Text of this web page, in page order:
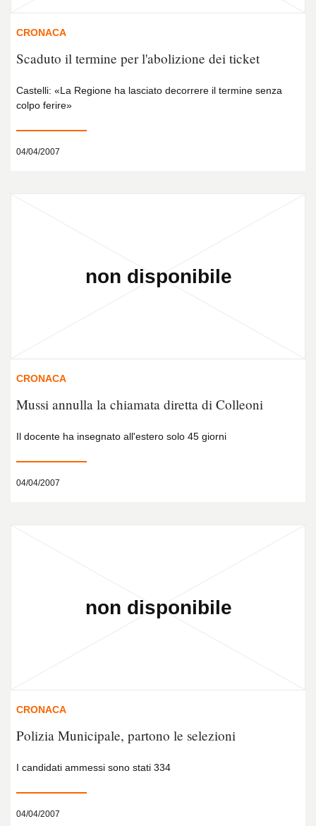
CRONACA
Scaduto il termine per l'abolizione dei ticket
Castelli: «La Regione ha lasciato decorrere il termine senza
colpo ferire»
04/04/2007
CRONACA
Mussi annulla la chiamata diretta di Colleoni
Il docente ha insegnato all'estero solo 45 giorni
04/04/2007
CRONACA
Polizia Municipale, partono le selezioni
I candidati ammessi sono stati 334
04/04/2007